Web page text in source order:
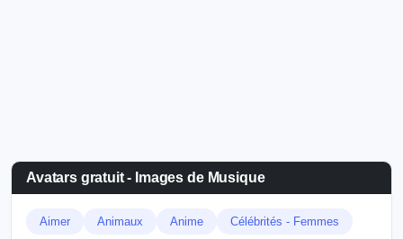
Avatars gratuit - Images de Musique
Aimer Animaux Anime Célébrités - Femmes